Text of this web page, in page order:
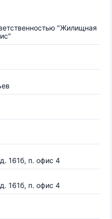
"Жилищная
161б, п. офис 4
161б, п. офис 4